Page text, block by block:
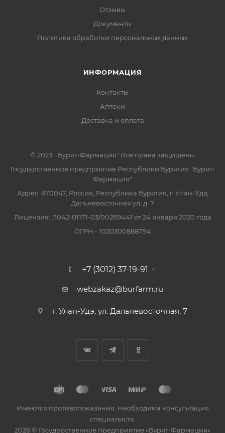
Отзывы
Документы
Политика обработки персональных данных
ИНФОРМАЦИЯ
Контакты
Аптеки
Доставка и оплата
© 2023. "Бурят-Фармация" Все права защищены
Государственное предприятие Республики Бурятия "Бурят-
Фармация"
Адрес: 670047, Россия, Республика Бурятия, г. Улан-Удэ,
Дальневосточная ул, д. 7
Лицензия: Л042-01171-03/00269441 от 24 января 2020 года
ОГРН - 1020300888794
+7 (3012) 37-19-91
webzakaz@burfarm.ru
г. Улан-Удэ, ул. Дальневосточная, 7
Имеются противопоказания. Необходима консультация
специалиста.
2026 © Государственное предприятие «Бурят-Фармация»